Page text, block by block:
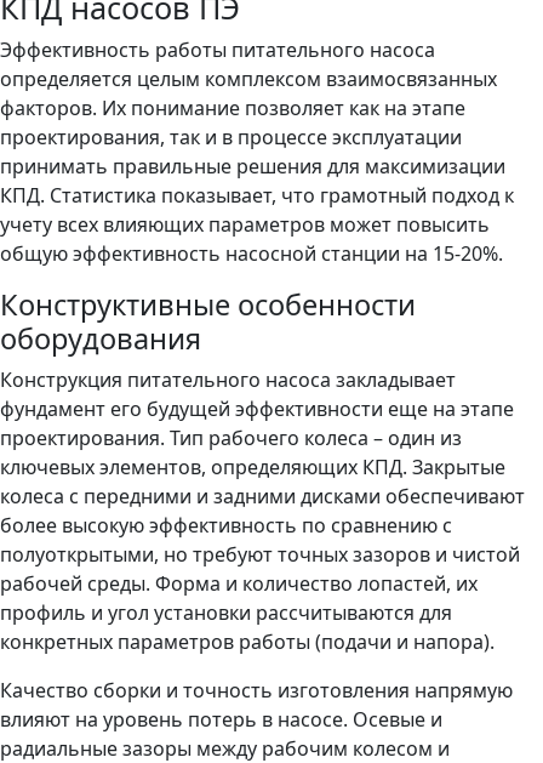
Эффективность работы питательного насоса
определяется целым комплексом взаимосвязанных
факторов. Их понимание позволяет как на этапе
проектирования, так и в процессе эксплуатации
принимать правильные решения для максимизации
КПД. Статистика показывает, что грамотный подход к
учету всех влияющих параметров может повысить
общую эффективность насосной станции на 15-20%.
Конструктивные особенности
оборудования
Конструкция питательного насоса закладывает
фундамент его будущей эффективности еще на этапе
проектирования. Тип рабочего колеса – один из
ключевых элементов, определяющих КПД. Закрытые
колеса с передними и задними дисками обеспечивают
более высокую эффективность по сравнению с
полуоткрытыми, но требуют точных зазоров и чистой
рабочей среды. Форма и количество лопастей, их
профиль и угол установки рассчитываются для
конкретных параметров работы (подачи и напора).
Качество сборки и точность изготовления напрямую
влияют на уровень потерь в насосе. Осевые и
радиальные зазоры между рабочим колесом и